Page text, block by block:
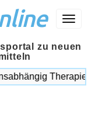
Menü
zu neuen
Therapie